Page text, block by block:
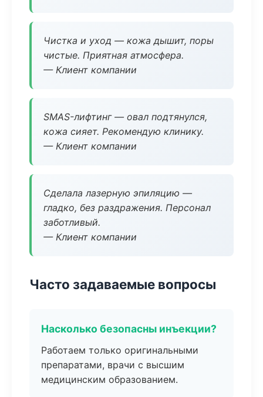
Чистка и уход — кожа дышит, поры
чистые. Приятная атмосфера.
— Клиент компании
SMAS-лифтинг — овал подтянулся,
кожа сияет. Рекомендую клинику.
— Клиент компании
Сделала лазерную эпиляцию —
гладко, без раздражения. Персонал
заботливый.
— Клиент компании
Часто задаваемые вопросы
Насколько безопасны инъекции?
Работаем только оригинальными
препаратами, врачи с высшим
медицинским образованием.